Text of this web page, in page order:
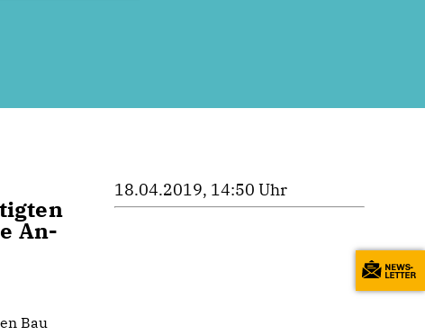
An-
Bau
18.04.2019, 14:50 Uhr